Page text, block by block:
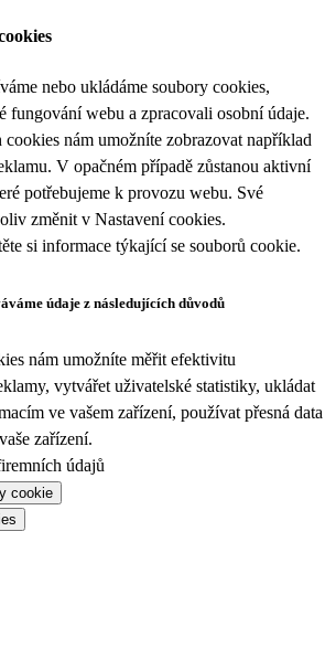
nebo ukládáme soubory cookies,
fungování webu a zpracovali osobní údaje.
nám umožníte zobrazovat například
V opačném případě zůstanou aktivní
potřebujeme k provozu webu. Své
změnit v Nastavení cookies.
si informace týkající se souborů cookie.
údaje z následujících důvodů
nám umožníte měřit efektivitu
vytvářet uživatelské statistiky, ukládat
ve vašem zařízení, používat přesná data
zařízení.
údajů
cookie